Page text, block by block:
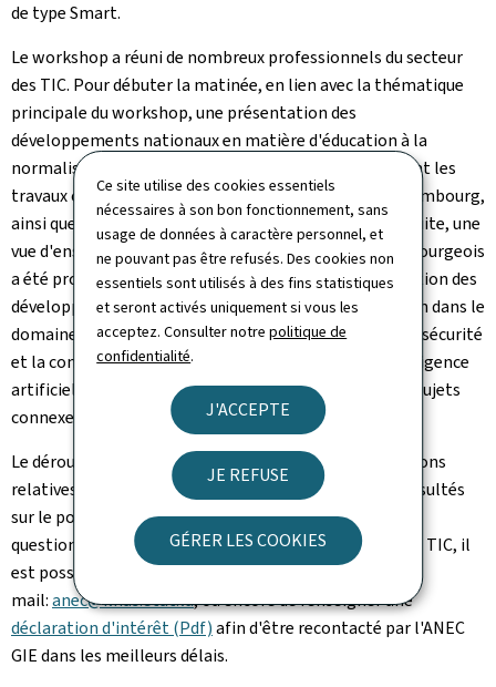
Ce site utilise des cookies essentiels
nécessaires à son bon fonctionnement, sans
usage de données à caractère personnel, et
ne pouvant pas être refusés. Des cookies non
essentiels sont utilisés à des fins statistiques
et seront activés uniquement si vous les
acceptez. Consulter notrepolitique de
confidentialité.
J'ACCEPTE
JE REFUSE
GÉRER LES COOKIES
de type Smart.
Le workshop a réuni de nombreux professionnels du secteur
des TIC. Pour débuter la matinée, en lien avec la thématique
principale du workshop, une présentation des
développements nationaux en matière d'éducation à la
normalisation technique était à l'ordre du jour, incluant les
travaux communs entre l'ILNAS et l'Université du Luxembourg,
ainsi que les initiatives de l'ETSI en la matière. Par la suite, une
vue d'ensemble de l'écosystème cybersécurité luxembourgeois
a été proposée aux participants, suivie d'une présentation des
développements de l'ETSI en matière de normalisation dans le
domaine de la cybersécurité menés afin d'améliorer la sécurité
et la confidentialité dans les TIC de type Smart (Intelligence
artificielle (IA), Internet of Things (IoT), 5G et autres sujets
connexes).
Le déroulement détaillé du Workshop et les informations
relatives aux différents intervenants peuvent être consultés
sur le portail qualité:https://gd.lu/b3MxdS. Pour toute
question ou demande en lien avec la normalisation des TIC, il
est possible de contacter l'ANEC GIE par e-
mail:anec@ilnas.etat.lu, ou encore de renseigner une
déclaration d'intérêt (Pdf)afin d'être recontacté par l'ANEC
GIE dans les meilleurs délais.